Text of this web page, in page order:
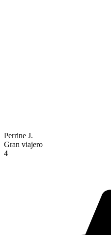
Perrine J.
Gran viajero
4